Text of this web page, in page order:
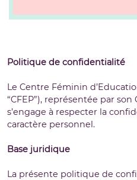
Politique de confidentialité
Le Centre Féminin
“CFEP”), représentée par
s’engage à respecter la
caractère personnel.
Base juridique
La présente politique de